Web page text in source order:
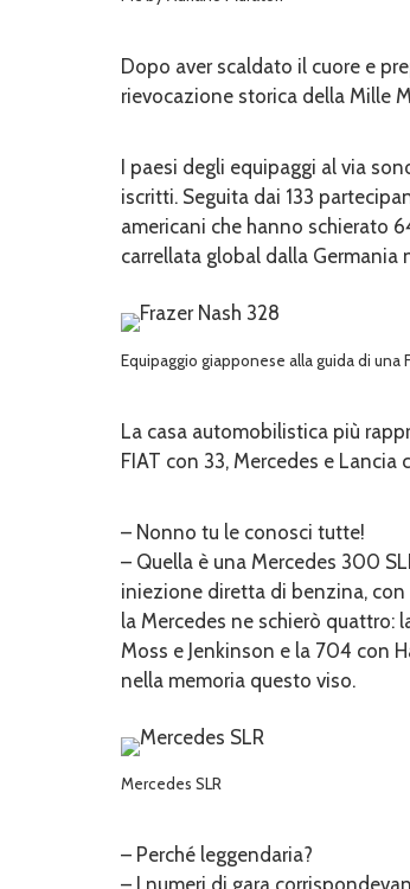
Dopo aver scaldato il cuore e
rievocazione storica della Mille
I paesi degli equipaggi al via
iscritti. Seguita dai 133
americani che hanno schierato
carrellata global dalla Germania
Equipaggio giapponese alla guida di una
La casa automobilistica più
FIAT con 33, Mercedes e Lancia
– Nonno tu le conosci tutte!
– Quella è una Mercedes 300
iniezione diretta di benzina,
la Mercedes ne schierò quattro:
Moss e Jenkinson e la 704 con
nella memoria questo viso.
Mercedes SLR
– Perché leggendaria?